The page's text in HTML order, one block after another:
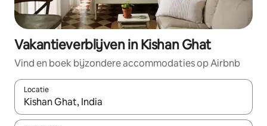
Vakantieverblijven in Kishan Ghat
Vind en boek bijzondere accommodaties op Airbnb
Locatie
Wanneer er resultaten beschikbaar zijn, maak je een keuze